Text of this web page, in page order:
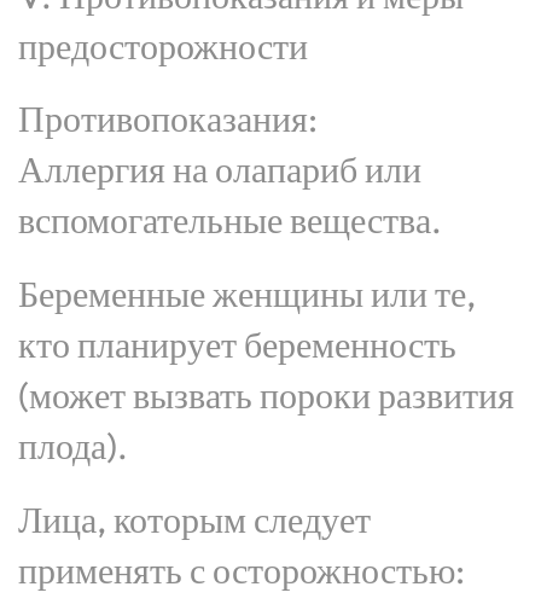
предосторожности
Противопоказания:
Аллергия на олапариб или
вспомогательные вещества.
Беременные женщины или те,
кто планирует беременность
(может вызвать пороки развития
плода).
Лица, которым следует
применять с осторожностью: